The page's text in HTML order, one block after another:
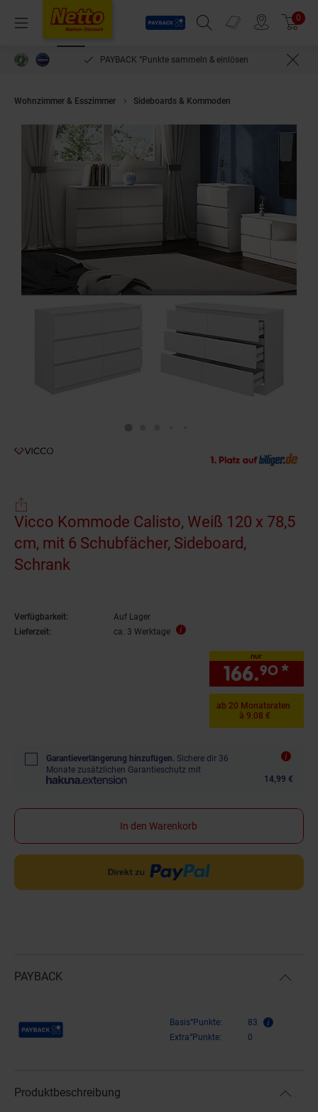
Menü
Payback
Suchfeld einblenden
Prospekte 0
PAYBACK °Punkte sammeln & einlösen
Wohnzimmer & Esszimmer Sideboards & Kommoden
Vicco Kommode Calisto, Weiß 120 x 78,5
cm, mit 6 Schubfächer, Sideboard,
Schrank
Verfügbarkeit:
Auf Lager
Lieferzeit:
ca. 3 Werktage
nur
166.90 *
ab 20 Monatsraten
à 9.08 €
Garantieverlängerung hinzufügen. Sichere dir 36
Monate zusätzlichen Garantieschutz mit
14,99 €
In den Warenkorb
PAYBACK
Payback Punkte Basis°Punkte:
83
Extra°Punkte:
0
Produktbeschreibung